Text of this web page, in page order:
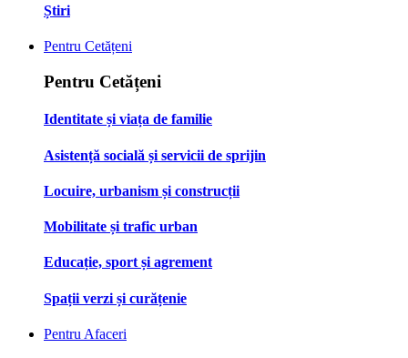
Știri
Pentru Cetățeni
Pentru Cetățeni
Identitate și viața de familie
Asistență socială și servicii de sprijin
Locuire, urbanism și construcții
Mobilitate și trafic urban
Educație, sport și agrement
Spații verzi și curățenie
Pentru Afaceri